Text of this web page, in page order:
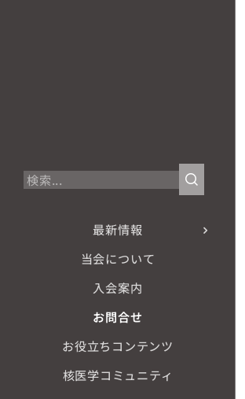
最新情報
当会について
入会案内
お問合せ
お役立ちコンテンツ
核医学コミュニティ